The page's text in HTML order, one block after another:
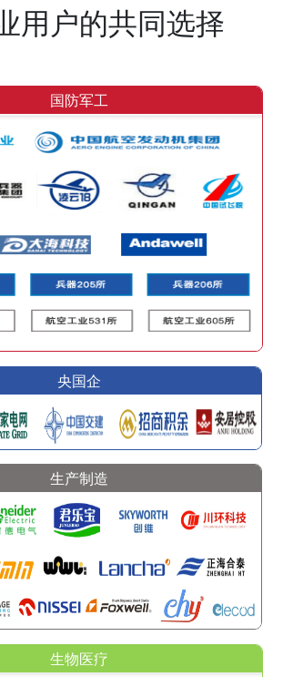
用户的共同选择
国防军工
央国企
生产制造
生物医疗